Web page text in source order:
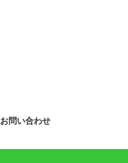
お問い合わせ